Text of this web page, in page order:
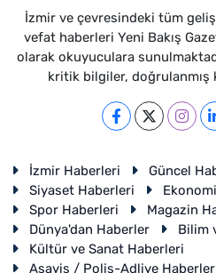
İzmir ve çevresindeki tüm
vefat haberleri Yeni Bakış
olarak okuyuculara
kritik bilgiler, doğrulanmış
İzmir Haberleri
Güncel
Siyaset Haberleri
Spor Haberleri
Magazin
Dünya'dan Haberler
Bilim
Kültür ve Sanat Haberleri
Asayiş / Polis-Adliye